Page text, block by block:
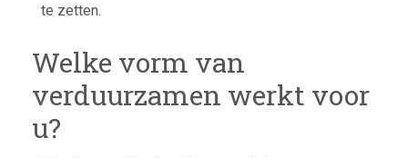
te zetten.
Welke vorm van
verduurzamen werkt voor
u?